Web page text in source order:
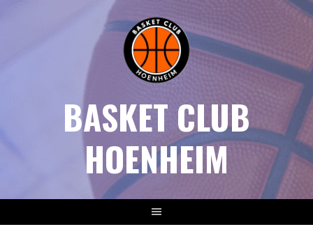
BASKET CLUB
HOENHEIM